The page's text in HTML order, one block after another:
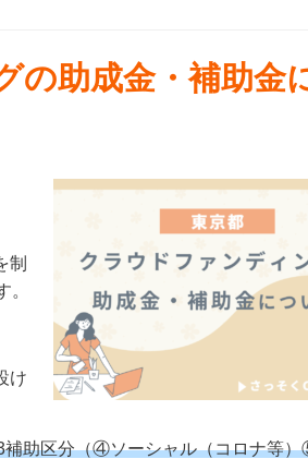
の助成金・補助金
制
。
け
補助区分（④ソーシャル（コロナ等